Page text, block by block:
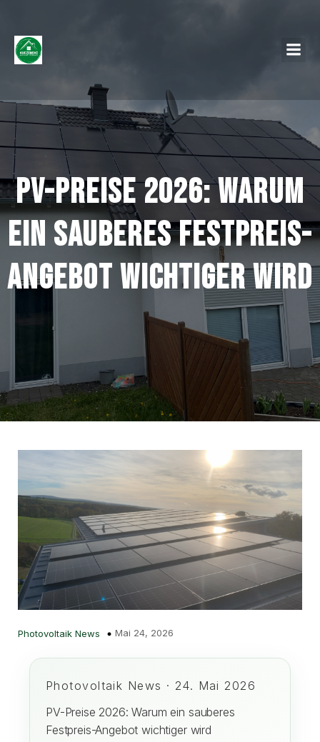
PV-Preise 2026: Warum
ein sauberes Festpreis-
Angebot wichtiger wird
Photovoltaik News Mai 24, 2026
Photovoltaik News · 24. Mai 2026
PV-Preise 2026: Warum ein sauberes
Festpreis-Angebot wichtiger wird